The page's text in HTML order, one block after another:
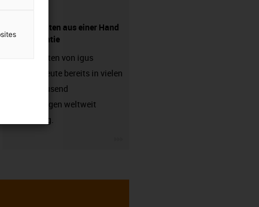
Komponenten aus einer Hand
- mit Garantie
Energieketten von igus
arbeiten heute bereits in vielen
hunderttausend
Anwendungen weltweit
zuverlässig.